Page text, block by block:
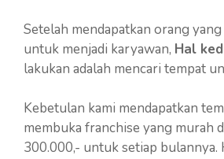
Setelah mendapatkan orang
untuk menjadi karyawan, Hal
lakukan adalah mencari tempat
Kebetulan kami mendapatkan
membuka franchise yang murah
300.000,- untuk setiap bulannya.